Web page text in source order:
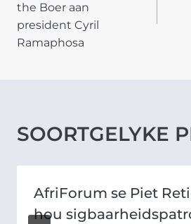
the Boer aan
president Cyril
Ramaphosa
SOORTGELYKE
AfriForum se Piet
hou